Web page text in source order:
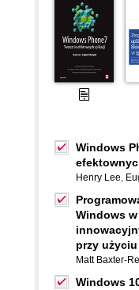
Windows
Henry Lee,
Windows
przy użyciu
Matt Baxter-
Windows